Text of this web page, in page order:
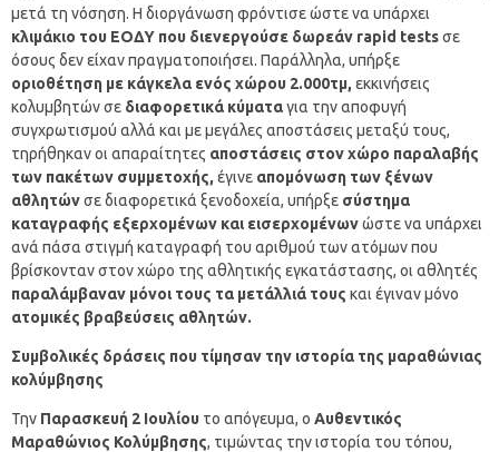
μετά τη νόσηση. Η διοργάνωση φρόντισε ώστε να υπάρχει
κλιμάκιο του ΕΟΔΥ που διενεργούσε δωρεάν rapid testsσε
όσους δεν είχαν πραγματοποιήσει. Παράλληλα, υπήρξε
οριοθέτηση με κάγκελα ενός χώρου 2.000τμ, εκκινήσεις
κολυμβητών σε διαφορετικά κύματαγια την αποφυγή
συγχρωτισμού αλλά και με μεγάλες αποστάσεις μεταξύ τους,
τηρήθηκαν οι απαραίτητες αποστάσεις στον χώρο παραλαβής
των πακέτων συμμετοχής, έγινε απομόνωση των ξένων
αθλητώνσε διαφορετικά ξενοδοχεία, υπήρξε σύστημα
καταγραφής εξερχομένων και εισερχομένωνώστε να υπάρχει
ανά πάσα στιγμή καταγραφή του αριθμού των ατόμων που
βρίσκονταν στον χώρο της αθλητικής εγκατάστασης, οι αθλητές
παραλάμβαναν μόνοι τους τα μετάλλιά τους και έγιναν μόνο
ατομικές βραβεύσεις αθλητών.
Συμβολικές δράσεις που τίμησαν την ιστορία της μαραθώνιας
κολύμβησης
Την Παρασκευή 2 Ιουλίου το απόγευμα, ο Αυθεντικός
Μαραθώνιος Κολύμβησης, τιμώντας την ιστορία του τόπου,